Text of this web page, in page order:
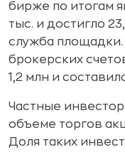
бирже по итогам
тыс. и достигло
служба
брокерских
1,2 млн и
Частные
объеме торгов
Доля таких